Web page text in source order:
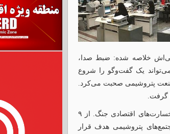
خلاصه شده: ضبط صدا،
می‌تواند یک گفت‌وگو را شروع
پتروشیمی صحبت می‌کرد.
گرفت.
آن‌سوی خط، یکی از مدیران میانی صنعت بود. بحث از همان ابتدا جدی شد: خسارت‌های اقتصادی جنگ. از ۹
مجتمع‌های پتروشیمی هدف قرار